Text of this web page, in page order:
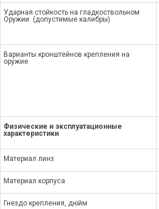
Ударная стойкость на гладкоствольном
Оружии (допустимые калибры)
Варианты кронштейнов крепления на
оружие
Физические и эксплуатационные
характеристики
Материал линз
Материал корпуса
Гнездо крепления, дюйм